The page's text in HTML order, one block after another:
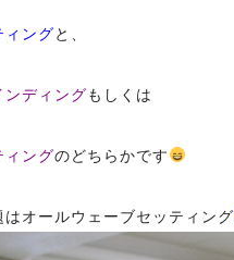
ィングと、
ンディングもしくは
ィングのどちらかです
オールウェーブセッティング